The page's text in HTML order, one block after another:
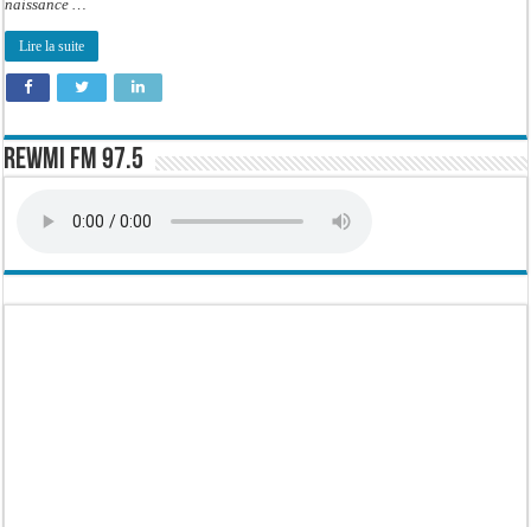
naissance …
Lire la suite
Rewmi FM 97.5